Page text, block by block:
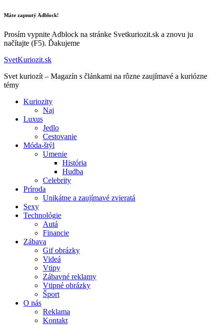
Máte zapnutý Adblock!
Prosím vypnite Adblock na stránke Svetkuriozit.sk a znovu ju
načítajte (F5). Ďakujeme
SvetKuriozit.sk
Svet kuriozít – Magazín s článkami na rôzne zaujímavé a kuriózne
témy
Kuriozity
Naj
Luxus
Jedlo
Cestovanie
Móda-štýl
Umenie
História
Hudba
Celebrity
Príroda
Unikátne a zaujímavé zvieratá
Sexy
Technológie
Autá
Financie
Zábava
Gif obrázky
Videá
Vtipy
Zábavné reklamy
Vtipné obrázky
Šport
O nás
Reklama
Kontakt